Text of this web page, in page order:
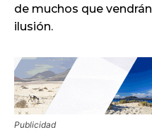
de muchos que
ilusión.
Publicidad